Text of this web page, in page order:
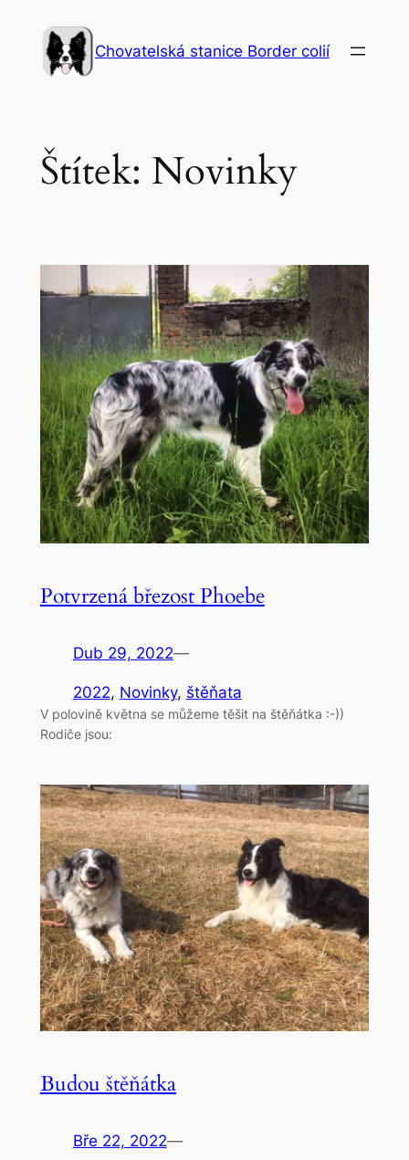
obsah
Chovatelská stanice Border colií
Štítek: Novinky
Potvrzená březost Phoebe
Dub 29, 2022—
2022, Novinky, štěňata
V polovině května se můžeme těšit na štěňátka :-))
Rodiče jsou:
Budou štěňátka
Bře 22, 2022—